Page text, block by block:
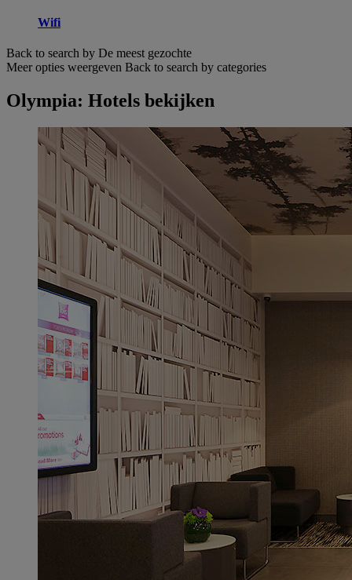
Wifi
Back to search by De meest gezochte
Meer opties weergeven Back to search by categories
Olympia: Hotels bekijken